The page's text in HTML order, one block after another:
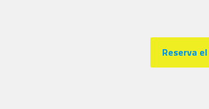
Reserva